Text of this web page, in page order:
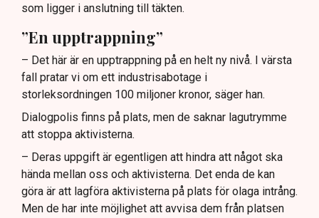
som ligger i anslutning till täkten.
”En upptrappning”
– Det här är en upptrappning på en helt ny nivå. I värsta
fall pratar vi om ett industrisabotage i
storleksordningen 100 miljoner kronor, säger han.
Dialogpolis finns på plats, men de saknar lagutrymme
att stoppa aktivisterna.
– Deras uppgift är egentligen att hindra att något ska
hända mellan oss och aktivisterna. Det enda de kan
göra är att lagföra aktivisterna på plats för olaga intrång.
Men de har inte möjlighet att avvisa dem från platsen